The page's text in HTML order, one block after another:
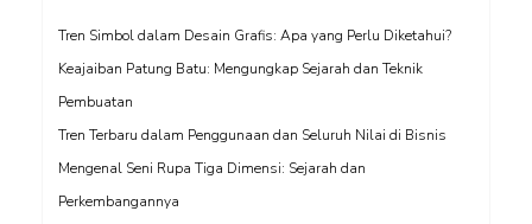
Tren Simbol dalam Desain Grafis: Apa yang Perlu Diketahui?
Keajaiban Patung Batu: Mengungkap Sejarah dan Teknik
Pembuatan
Tren Terbaru dalam Penggunaan dan Seluruh Nilai di Bisnis
Mengenal Seni Rupa Tiga Dimensi: Sejarah dan
Perkembangannya